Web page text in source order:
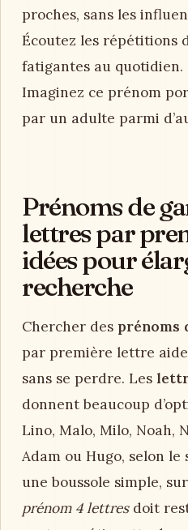
proches, sans les
Écoutez les répétitions
fatigantes au quotidien.
Imaginez ce prénom
par un adulte parmi
Prénoms de
lettres par
idées pour
recherche
Chercher des prénoms
par première lettre
sans se perdre. Les
donnent beaucoup
Lino, Malo, Milo, Noah,
Adam ou Hugo, selon le
une boussole simple,
prénom 4 lettresdoit